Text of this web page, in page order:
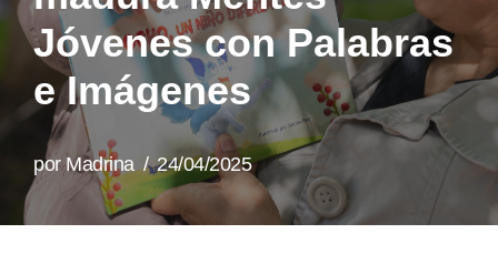
Jóvenes con Palabras
e Imágenes
porMadrina 24/04/2025